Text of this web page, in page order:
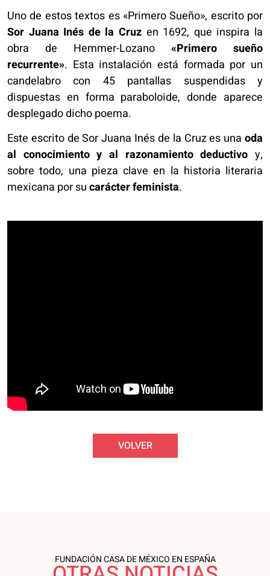
Uno de estos textos es «Primero Sueño», escrito por
Sor Juana Inés de la Cruz en 1692, que inspira la
obra de Hemmer-Lozano «Primero sueño
recurrente». Esta instalación está formada por un
candelabro con 45 pantallas suspendidas y
dispuestas en forma paraboloide, donde aparece
desplegado dicho poema.
Este escrito de Sor Juana Inés de la Cruz es una oda
al conocimiento y al razonamiento deductivo y,
sobre todo, una pieza clave en la historia literaria
mexicana por sucarácter feminista.
VOLVER
FUNDACIÓN CASA DE MÉXICO EN ESPAÑA